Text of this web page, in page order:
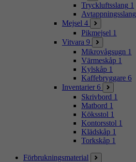
Tryckluftsslang 1
Avtappningsslang
Mejsel 4
Pikmejsel 1
Vitvara 9
Mikrovågsugn 1
Värmeskåp 1
Kylskåp 1
Kaffebryggare 6
Inventarier 6
Skrivbord 1
Matbord 1
Köksstol 1
Kontorsstol 1
Klädskåp 1
Torkskåp 1
Förbrukningsmaterial